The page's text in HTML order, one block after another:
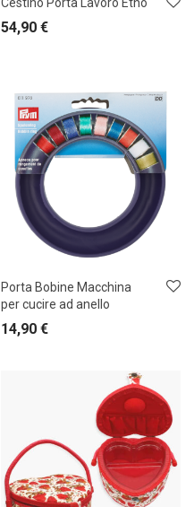
54,90 €
Porta Bobine Macchina
per cucire ad anello
14,90 €